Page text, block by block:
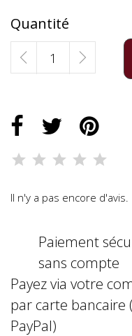
Quantité
Il n'y a pas encore d'avis.
Paiement
sans compte
Payez via votre
par carte
PayPal)